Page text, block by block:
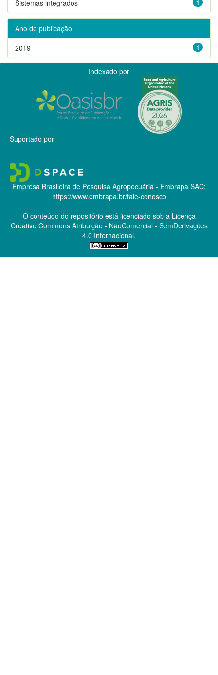
1
Sistemas integrados
Ano de publicação
1
2019
Indexado por
Suportado por
Empresa Brasileira de Pesquisa Agropecuária - Embrapa SAC:
https://www.embrapa.br/fale-conosco
O conteúdo do repositório está licenciado sob a Licença
Creative CommonsAtribuição - NãoComercial - SemDerivações
4.0 Internacional.